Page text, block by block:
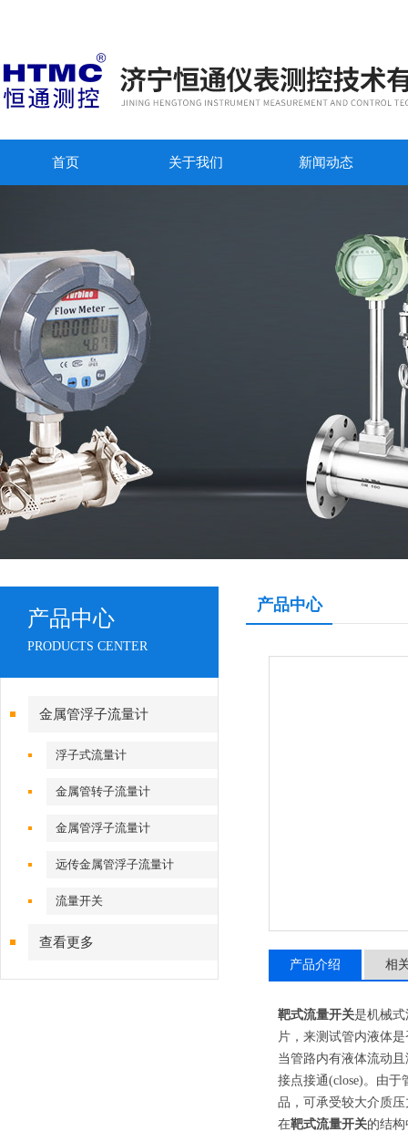
首页 关于我们 新闻动态
产品中心
PRODUCTS CENTER
金属管浮子流量计
浮子式流量计
金属管转子流量计
金属管浮子流量计
远传金属管浮子流量计
流量开关
查看更多
产品中心
产品介绍 相
靶式流量开关是机械
片，来测试管内液体
当管路内有液体流动
接点接通(close)。由
品，可承受较大介质
在靶式流量开关的结